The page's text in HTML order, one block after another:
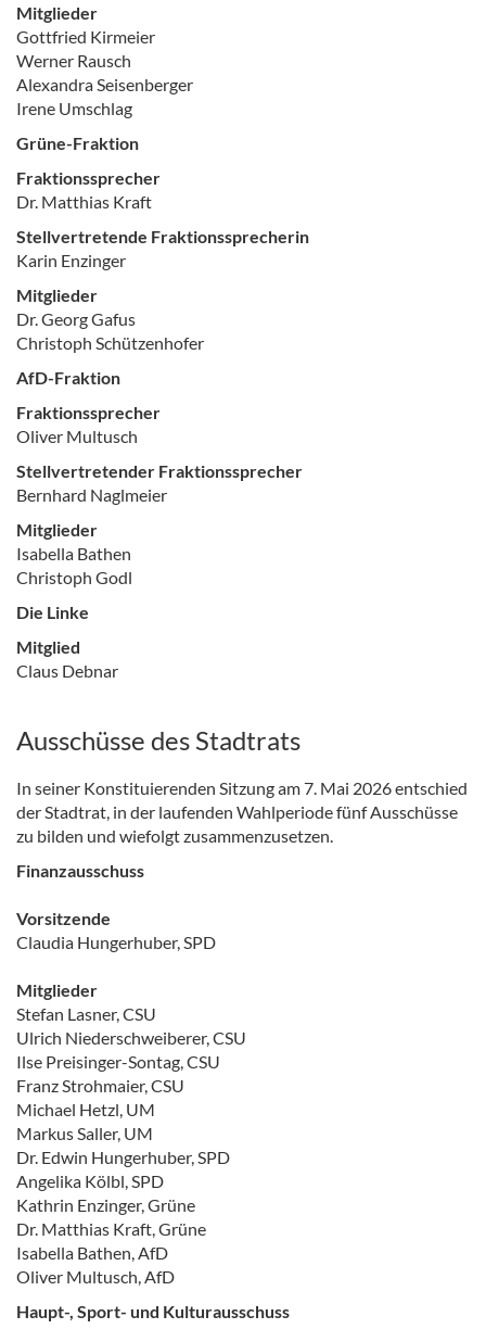
Mitglieder
Gottfried Kirmeier
Werner Rausch
Alexandra Seisenberger
Irene Umschlag
Grüne-Fraktion
Fraktionssprecher
Dr. Matthias Kraft
Stellvertretende Fraktionssprecherin
Karin Enzinger
Mitglieder
Dr. Georg Gafus
Christoph Schützenhofer
AfD-Fraktion
Fraktionssprecher
Oliver Multusch
Stellvertretender Fraktionssprecher
Bernhard Naglmeier
Mitglieder
Isabella Bathen
Christoph Godl
Die Linke
Mitglied
Claus Debnar
Ausschüsse des Stadtrats
In seiner Konstituierenden Sitzung am 7. Mai 2026 entschied
der Stadtrat, in der laufenden Wahlperiode fünf Ausschüsse
zu bilden und wiefolgt zusammenzusetzen.
Finanzausschuss
Vorsitzende
Claudia Hungerhuber, SPD
Mitglieder
Stefan Lasner, CSU
Ulrich Niederschweiberer, CSU
Ilse Preisinger-Sontag, CSU
Franz Strohmaier, CSU
Michael Hetzl, UM
Markus Saller, UM
Dr. Edwin Hungerhuber, SPD
Angelika Kölbl, SPD
Kathrin Enzinger, Grüne
Dr. Matthias Kraft, Grüne
Isabella Bathen, AfD
Oliver Multusch, AfD
Haupt-, Sport- und Kulturausschuss